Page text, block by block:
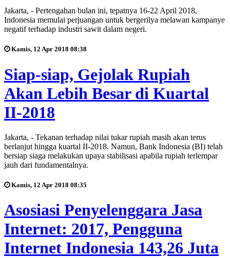
Jakarta, - Pertengahan bulan ini, tepatnya 16-22 April 2018,
Indonesia memulai perjuangan untuk bergerilya melawan kampanye
negatif terhadap industri sawit dalam negeri.
Kamis, 12 Apr 2018 08:38
Siap-siap, Gejolak Rupiah
Akan Lebih Besar di Kuartal
II-2018
Jakarta, - Tekanan terhadap nilai tukar rupiah masih akan terus
berlanjut hingga kuartal II-2018. Namun, Bank Indonesia (BI) telah
bersiap siaga melakukan upaya stabilisasi apabila rupiah terlempar
jauh dari fundamentalnya.
Kamis, 12 Apr 2018 08:35
Asosiasi Penyelenggara Jasa
Internet: 2017, Pengguna
Internet Indonesia 143,26 Juta